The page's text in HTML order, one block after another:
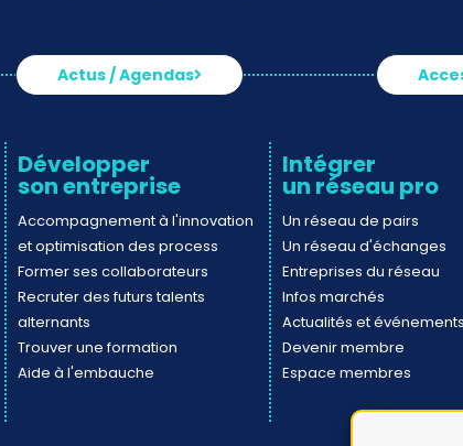
Actus / Agendas
Développer
son entreprise
Accompagnement à l'innovation
et optimisation des process
Former ses collaborateurs
Recruter des futurs talents
alternants
Trouver une formation
Aide à l'embauche
Intégrer
un réseau pro
Un réseau de pairs
Un réseau d'échanges
Entreprises du réseau
Infos marchés
Actualités et événements
Devenir membre
Espace membres